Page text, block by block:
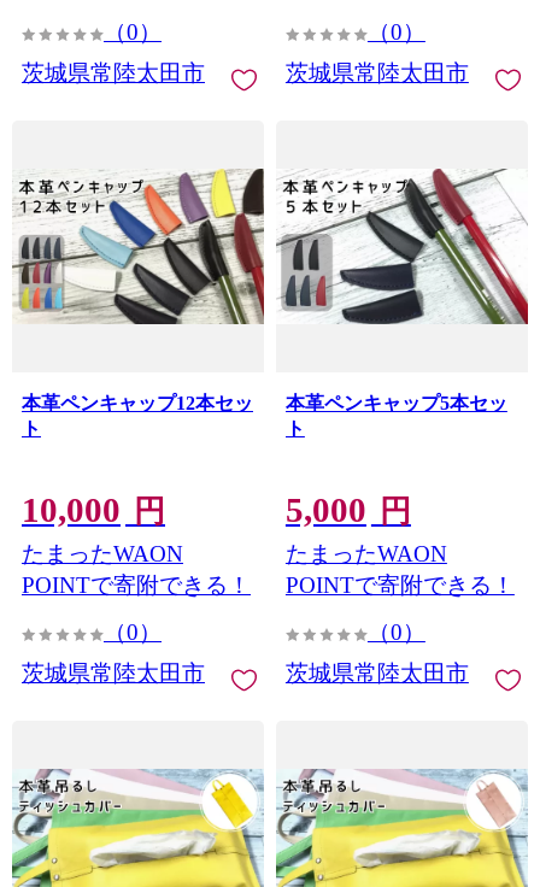
（0）
茨城県常陸太田市
（0）
茨城県常陸太田市
本革ペンキャップ12本セッ
ト
10,000 円
たまったWAON
POINTで寄附できる！
（0）
茨城県常陸太田市
本革ペンキャップ5本セッ
ト
5,000 円
たまったWAON
POINTで寄附できる！
（0）
茨城県常陸太田市